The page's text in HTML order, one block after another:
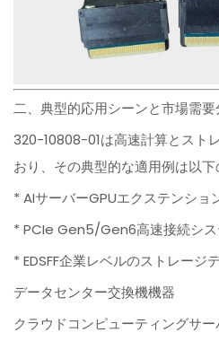
二、典型的応用シーンと市場需
320-10808-01は高速計算とスト
おり、その典型的な適用例は以下
* AIサーバーGPUエクステンショ
* PCIe Gen5/Gen6高速接続シス
* EDSFF企業レベルのストレージ
データセンター交換機機器
クラウドコンピューティングサ